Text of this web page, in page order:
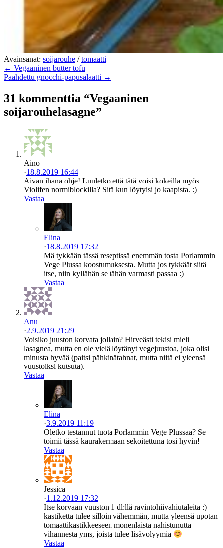
Avainsanat: soijarouhe /tomaatti
← Vegaaninen butter tofu
Paahdettu gnocchi-papusalaatti →
31 kommenttia “Vegaaninen
soijarouhelasagne”
Aino
·18.8.2019 16:44
Aivan ihana ohje! Luuletko että tätä voisi kokeilla myös
Violifen normiblockilla? Sitä kun löytyisi jo kaapista. :)
Vastaa
Elina
·18.8.2019 17:32
Mä tykkään tässä reseptissä enemmän tosta Porlammin
Vege Plussa koostumuksesta. Mutta jos tykkäät siitä
itse, niin kyllähän se tähän varmasti passaa :)
Vastaa
Anu
·2.9.2019 21:29
Voisiko juuston korvata jollain? Hirveästi tekisi mieli
lasagnea, mutta en ole vielä löytänyt vegejuustoa, joka olisi
minusta hyvää (paitsi pähkinätahnat, mutta niitä ei yleensä
vuustoiksi kutsuta).
Vastaa
Elina
·3.9.2019 11:19
Oletko testannut tuota Porlammin Vege Plussaa? Se
toimii tässä kaurakermaan sekoitettuna tosi hyvin!
Vastaa
Jessica
·1.12.2019 17:32
Itse korvaan vuuston 1 dl:llä ravintohiivahiutaleita :)
kastiketta tulee silloin vähemmän, mutta yleensä upotan
tomaattikastikkeeseen monenlaista nahistunutta
vihannesta yms, joista tulee lisävolyymia
Vastaa